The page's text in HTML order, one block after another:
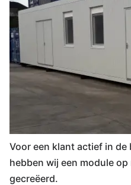
Voor een klant actief in
hebben wij een module op
gecreëerd.